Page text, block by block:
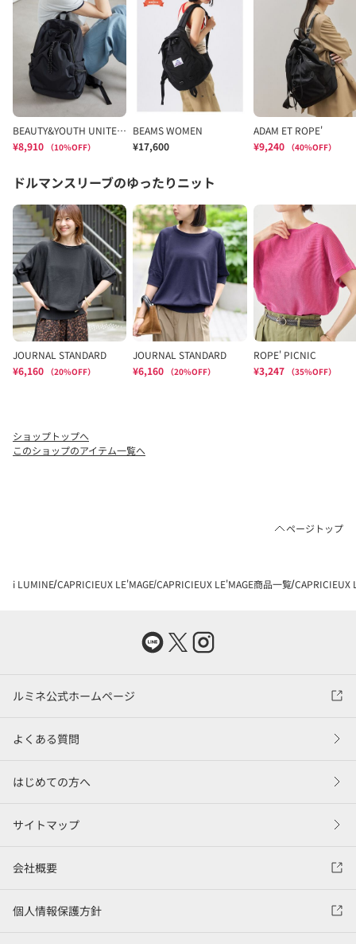
ショップトップへ
このショップのアイテム一覧へ
ページトップ
i LUMINE CAPRICIEUX LE'MAGE CAPRICIEUX LE'MAGE商品一覧 CAPRICIEUX
ルミネ公式ホームページ
よくある質問
はじめての方へ
サイトマップ
会社概要
個人情報保護方針